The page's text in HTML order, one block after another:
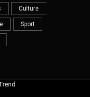
Culture
Sport